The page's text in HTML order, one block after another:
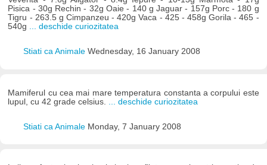
Pisica - 30g Rechin - 32g Oaie - 140 g Jaguar - 157g Porc - 180 g
Tigru - 263.5 g Cimpanzeu - 420g Vaca - 425 - 458g Gorila - 465 -
540g
... deschide curiozitatea
Stiati ca Animale Wednesday, 16 January 2008
Mamiferul cu cea mai mare temperatura constanta a corpului este
lupul, cu 42 grade celsius.
... deschide curiozitatea
Stiati ca Animale Monday, 7 January 2008